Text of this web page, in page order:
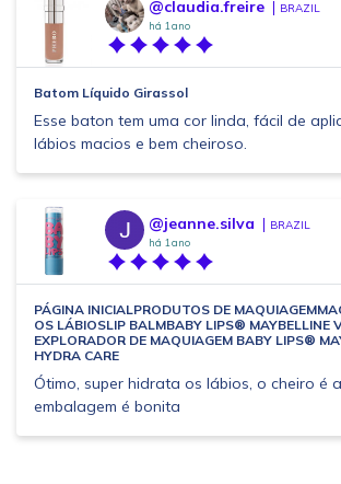
@claudia.freire BRAZIL
há 1 ano
Batom Líquido Girassol
Esse baton tem uma cor linda, fácil de
lábios macios e bem cheiroso.
@jeanne.silva BRAZIL
há 1 ano
PÁGINA INICIALPRODUTOS DE
OS LÁBIOSLIP BALMBABY LIPS® MAYBELLINE
EXPLORADOR DE MAQUIAGEM BABY LIPS®
HYDRA CARE
Ótimo, super hidrata os lábios, o cheiro é
embalagem é bonita